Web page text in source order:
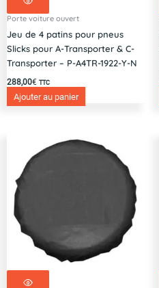
Porte voiture ouvert
Jeu de 4 patins pour pneus
Slicks pour A-Transporter & C-
Transporter – P-A4TR-1922-Y-N
288,00€ TTC
Ajouter au panier